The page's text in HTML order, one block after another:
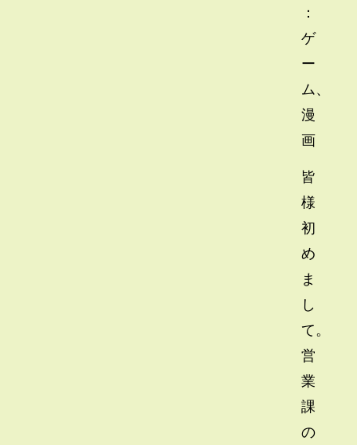
：
ゲ
ー
ム、
漫
画
皆
様
初
め
ま
し
て。
営
業
課
の